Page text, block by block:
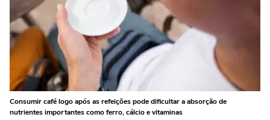
Consumir café logo após as refeições pode dificultar a absorção de
nutrientes importantes como ferro, cálcio e vitaminas